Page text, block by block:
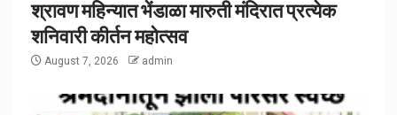
श्रावण महिन्यात भेंडाळा मारुती मंदिरात प्रत्येक
शनिवारी कीर्तन महोत्सव
August 7, 2026 admin